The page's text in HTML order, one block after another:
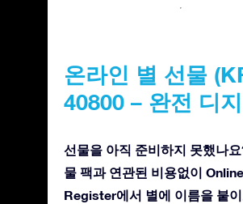
온라인 별 선물
40800 – 완전 디
선물을 아직 준비하지 못했나
물 팩과 연관된 비용없이
Register에서 별에 이름을 붙